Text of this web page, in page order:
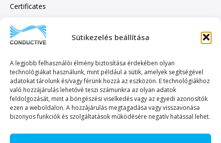
Sütikezelés beállítása
A legjobb felhasználói élmény biztosítása érdekében olyan
technológiákat használunk, mint például a sütik, amelyek segítségével
adatokat tárolunk és/vagy férünk hozzá az eszközön. E technológiákhoz
való hozzájárulás lehetővé teszi számunkra az olyan adatok
feldolgozását, mint a böngészési viselkedés vagy az egyedi azonosítók
ezen a weboldalon. A hozzájárulás megtagadása vagy visszavonása
bizonyos funkciók és szolgáltatások működésére negatív hatással lehet.
Certificates
SUBSCRIBE TO OUR NEWSLETTER!
SEND TO